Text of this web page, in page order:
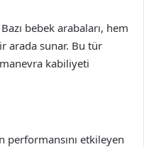
bebek arabaları, hem
arada sunar. Bu tür
kabiliyeti
performansını etkileyen